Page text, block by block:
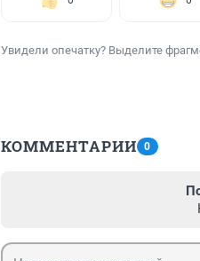
Увидели опечатку? Выделите
КОММЕНТАРИИ 0